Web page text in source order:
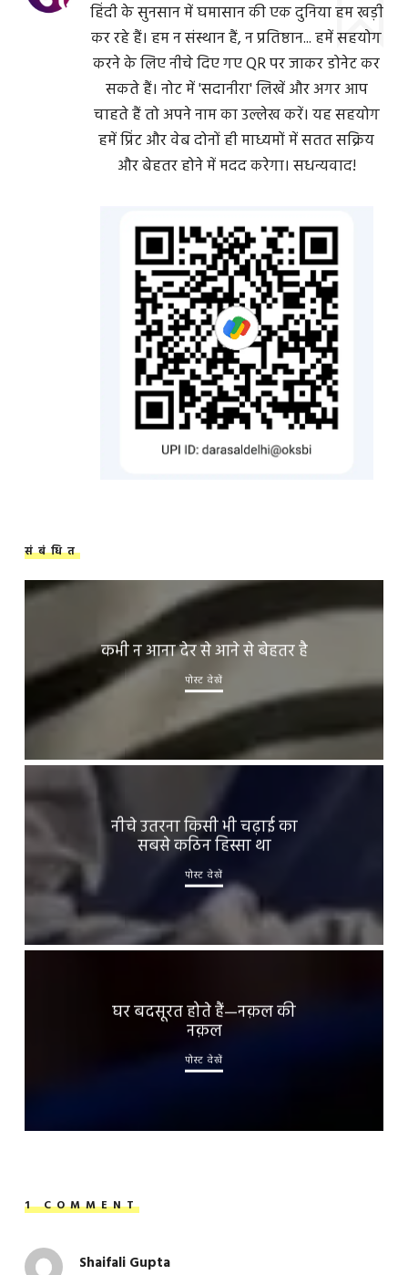
हिंदी के सुनसान में घमासान की एक दुनिया हम खड़ी
कर रहे हैं। हम न संस्थान हैं, न प्रतिष्ठान... हमें सहयोग
करने के लिए नीचे दिए गए QR पर जाकर डोनेट कर
सकते हैं। नोट में 'सदानीरा' लिखें और अगर आप
चाहते हैं तो अपने नाम का उल्लेख करें। यह सहयोग
हमें प्रिंट और वेब दोनों ही माध्यमों में सतत सक्रिय
और बेहतर होने में मदद करेगा। सधन्यवाद!
संबंधित
कभी न आना देर से आने से बेहतर है
पोस्ट देखें
नीचे उतरना किसी भी चढ़ाई का
सबसे कठिन हिस्सा था
पोस्ट देखें
घर बदसूरत होते हैं—नक़ल की
नक़ल
पोस्ट देखें
1 COMMENT
Shaifali Gupta